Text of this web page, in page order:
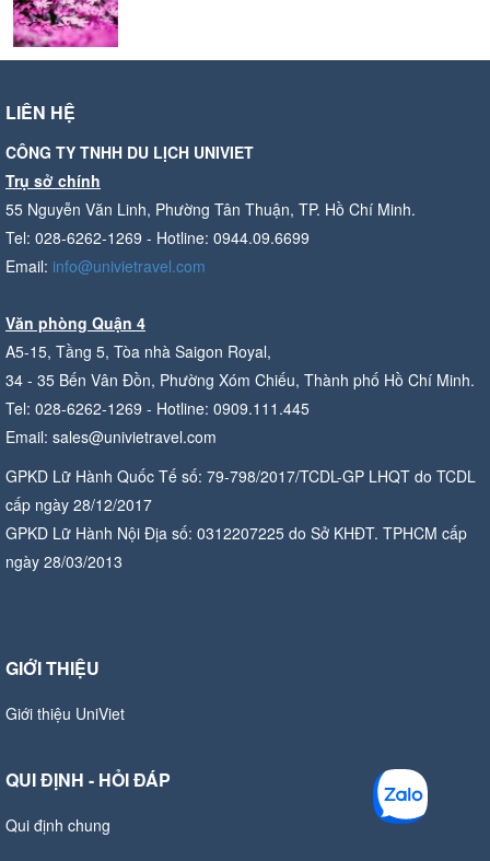
LIÊN HỆ
CÔNG TY TNHH DU LỊCH UNIVIET
Trụ sở chính
55 Nguyễn Văn Linh, Phường Tân Thuận, TP. Hồ Chí Minh.
Tel: 028-6262-1269 - Hotline: 0944.09.6699
Email: info@univietravel.com
Văn phòng Quận 4
A5-15, Tầng 5, Tòa nhà Saigon Royal,
34 - 35 Bến Vân Đồn, Phường Xóm Chiếu, Thành phố Hồ Chí Minh.
Tel: 028-6262-1269 - Hotline: 0909.111.445
Email: sales@univietravel.com
GPKD Lữ Hành Quốc Tế số: 79-798/2017/TCDL-GP LHQT do TCDL
cấp ngày 28/12/2017
GPKD Lữ Hành Nội Địa số: 0312207225 do Sở KHĐT. TPHCM cấp
ngày 28/03/2013
GIỚI THIỆU
Giới thiệu UniViet
QUI ĐỊNH - HỎI ĐÁP
Qui định chung